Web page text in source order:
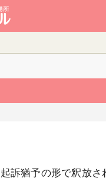
訴猶予の形で釈放さ